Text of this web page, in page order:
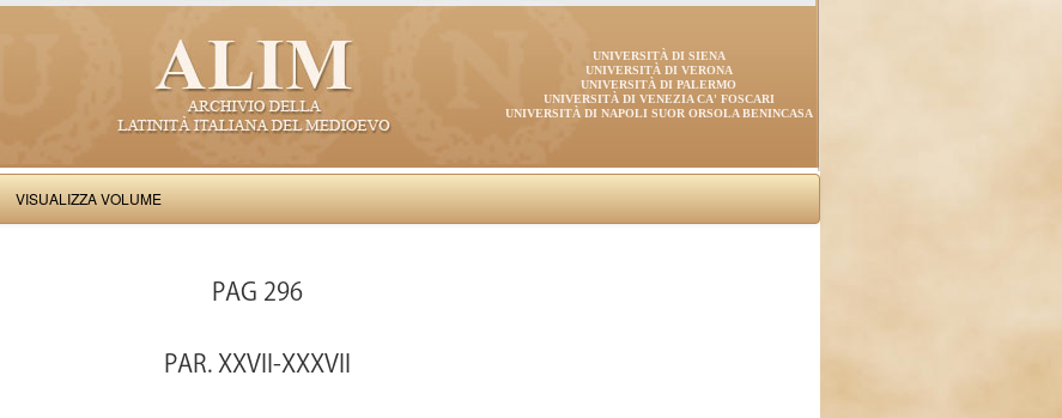
UNIVERSITÀ DI SIENA
UNIVERSITÀ DI VERONA
UNIVERSITÀ DI PALERMO
UNIVERSITÀ DI VENEZIA CA' FOSCARI
UNIVERSITÀ DI NAPOLI SUOR ORSOLA BENINCASA
VISUALIZZA VOLUME
PAG 296
PAR. XXVII-XXXVII